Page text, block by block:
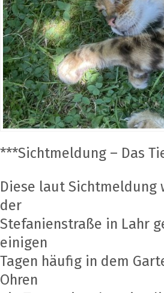
***Sichtmeldung – Das
Diese laut Sichtmeldung
der
Stefanienstraße in Lahr
einigen
Tagen häufig in dem
Ohren